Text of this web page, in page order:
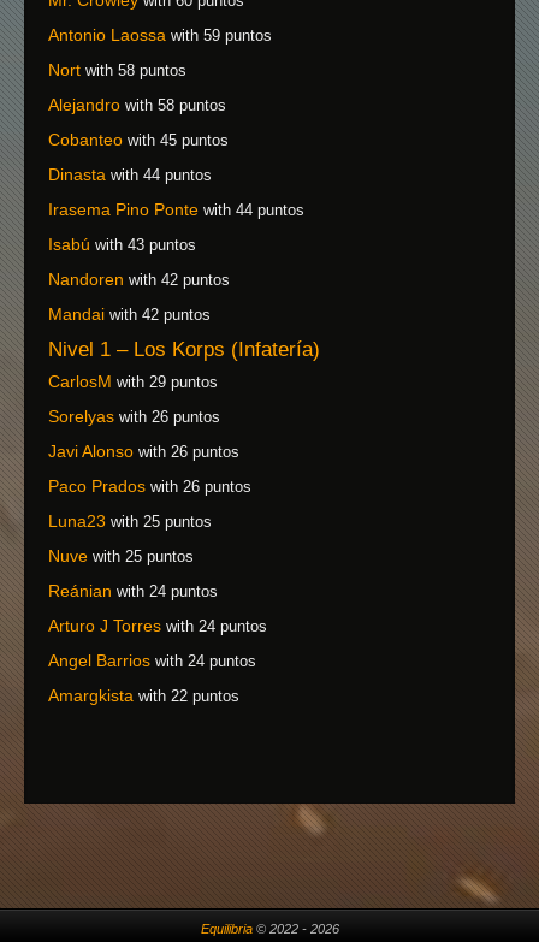
Antonio Laossa with 59 puntos
Nort with 58 puntos
Alejandro with 58 puntos
Cobanteo with 45 puntos
Dinasta with 44 puntos
Irasema Pino Ponte with 44 puntos
Isabú with 43 puntos
Nandoren with 42 puntos
Mandai with 42 puntos
Nivel 1 – Los Korps (Infatería)
CarlosM with 29 puntos
Sorelyas with 26 puntos
Javi Alonso with 26 puntos
Paco Prados with 26 puntos
Luna23 with 25 puntos
Nuve with 25 puntos
Reánian with 24 puntos
Arturo J Torres with 24 puntos
Angel Barrios with 24 puntos
Amargkista with 22 puntos
Equilibria© 2022 - 2026